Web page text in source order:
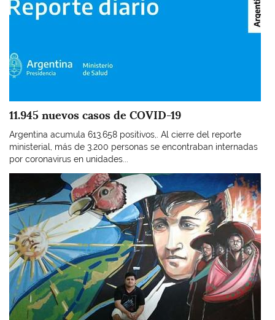
11.945 nuevos casos de COVID-19
Argentina acumula 613.658 positivos,. Al cierre del reporte
ministerial, más de 3.200 personas se encontraban internadas
por coronavirus en unidades...